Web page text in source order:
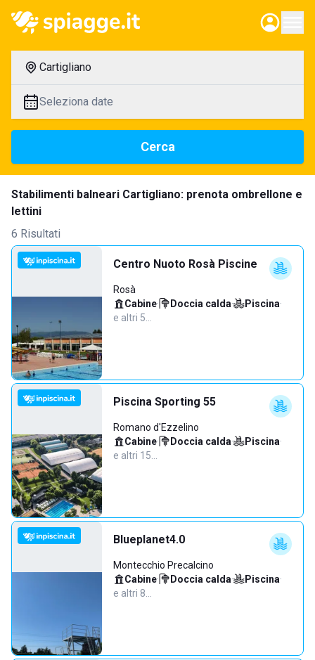
Cartigliano
Seleziona date
Cerca
Stabilimenti balneari Cartigliano: prenota ombrellone e
lettini
6 Risultati
Centro Nuoto Rosà Piscine
Rosà
Cabine· Doccia calda· Piscina·
e altri 5…
Piscina Sporting 55
Romano d'Ezzelino
Cabine· Doccia calda· Piscina·
e altri 15…
Blueplanet4.0
Montecchio Precalcino
Cabine· Doccia calda· Piscina·
e altri 8…